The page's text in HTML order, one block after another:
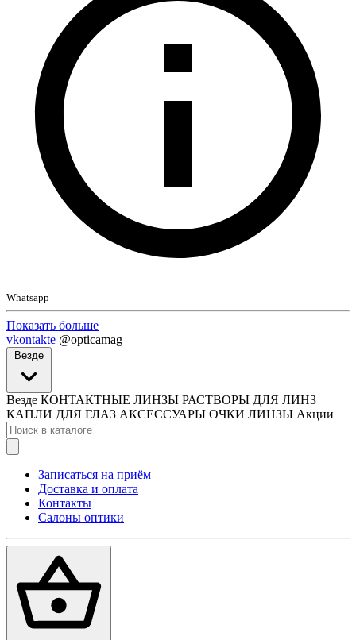
Whatsapp
Показать больше
vkontakte @opticamag
Везде
Везде КОНТАКТНЫЕ ЛИНЗЫ РАСТВОРЫ ДЛЯ ЛИНЗ
КАПЛИ ДЛЯ ГЛАЗ АКСЕССУАРЫ ОЧКИ ЛИНЗЫ Акции
Записаться на приём
Доставка и оплата
Контакты
Салоны оптики